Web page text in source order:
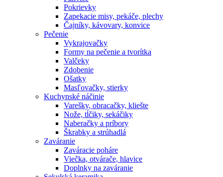
Pokrievky
Zapekacie misy, pekáče, plechy
Čajníky, kávovary, konvice
Pečenie
Vykrajovačky
Formy na pečenie a tvorítka
Valčeky
Zdobenie
Ošatky
Masľovačky, stierky
Kuchynské náčinie
Varešky, obracačky, kliešte
Nože, tĺčiky, sekáčiky
Naberačky a príbory
Škrabky a strúhadlá
Zaváranie
Zaváracie poháre
Viečka, otvárače, hlavice
Doplnky na zaváranie